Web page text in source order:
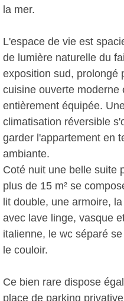
la mer.
L'espace de vie est
de lumière naturelle du
exposition sud, prolongé
cuisine ouverte moderne
entièrement équipée.
climatisation réversible
garder l'appartement en
ambiante.
Coté nuit une belle suite
plus de 15 m² se
lit double, une armoire,
avec lave linge, vasque
italienne, le wc séparé
le couloir.
Ce bien rare dispose
place de parking